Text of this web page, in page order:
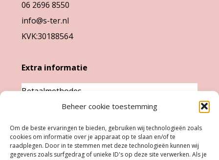
Beheer cookie toestemming
Om de beste ervaringen te bieden, gebruiken wij technologieën zoals
cookies om informatie over je apparaat op te slaan en/of te
raadplegen. Door in te stemmen met deze technologieën kunnen wij
gegevens zoals surfgedrag of unieke ID's op deze site verwerken. Als je
06 2696 8550
info@s-ter.nl
KVK:30188564
Extra informatie
Betaalmethodes
Garantie & klachten
verzendkosten
Retourneren